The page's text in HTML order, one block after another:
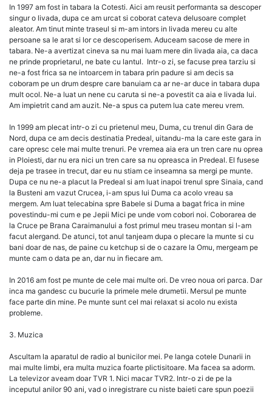
In 1997 am fost in tabara la Cotesti. Aici am reusit performanta sa descoper
singur o livada, dupa ce am urcat si coborat cateva delusoare complet
aleator. Am tinut minte traseul si m-am intors in livada mereu cu alte
persoane sa le arat si lor ce descoperisem. Aduceam sacose de mere in
tabara. Ne-a avertizat cineva sa nu mai luam mere din livada aia, ca daca
ne prinde proprietarul, ne bate cu lantul. Intr-o zi, se facuse prea tarziu si
ne-a fost frica sa ne intoarcem in tabara prin padure si am decis sa
coboram pe un drum despre care banuiam ca ar ne-ar duce in tabara dupa
mult ocol. Ne-a luat un nene cu caruta si ne-a povestit ca aia e livada lui.
Am impietrit cand am auzit. Ne-a spus ca putem lua cate mereu vrem.
In 1999 am plecat intr-o zi cu prietenul meu, Duma, cu trenul din Gara de
Nord, dupa ce am decis destinatia Predeal, uitandu-ma la care este gara in
care opresc cele mai multe trenuri. Pe vremea aia era un tren care nu oprea
in Ploiesti, dar nu era nici un tren care sa nu opreasca in Predeal. El fusese
deja pe trasee in trecut, dar eu nu stiam ce inseamna sa mergi pe munte.
Dupa ce nu ne-a placut la Predeal si am luat inapoi trenul spre Sinaia, cand
la Busteni am vazut Crucea, i-am spus lui Duma ca acolo vreau sa
mergem. Am luat telecabina spre Babele si Duma a bagat frica in mine
povestindu-mi cum e pe Jepii Mici pe unde vom cobori noi. Coborarea de
la Cruce pe Brana Caraimanului a fost primul meu traseu montan si l-am
facut alergand. De atunci, tot anul tanjeam dupa o plecare la munte si cu
bani doar de nas, de paine cu ketchup si de o cazare la Omu, mergeam pe
munte cam o data pe an, dar nu in fiecare am.
In 2016 am fost pe munte de cele mai multe ori. De vreo noua ori parca. Dar
inca ma gandesc cu bucurie la primele mele drumetii. Mersul pe munte
face parte din mine. Pe munte sunt cel mai relaxat si acolo nu exista
probleme.
3. Muzica
Ascultam la aparatul de radio al bunicilor mei. Pe langa cotele Dunarii in
mai multe limbi, era multa muzica foarte plictisitoare. Ma facea sa adorm.
La televizor aveam doar TVR 1. Nici macar TVR2. Intr-o zi de pe la
inceputul anilor 90 ani, vad o inregistrare cu niste baieti care spun poezii